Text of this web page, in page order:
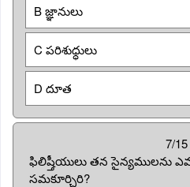
B జ్ఞానులు
C పరిశుధ్ధులు
D దూత
7/15
ఫిలిష్తీయులు తన సైన్యములను
సమకూర్చిరి?